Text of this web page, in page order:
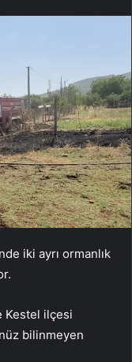
iki ayrı ormanlık
Kestel ilçesi
bilinmeyen